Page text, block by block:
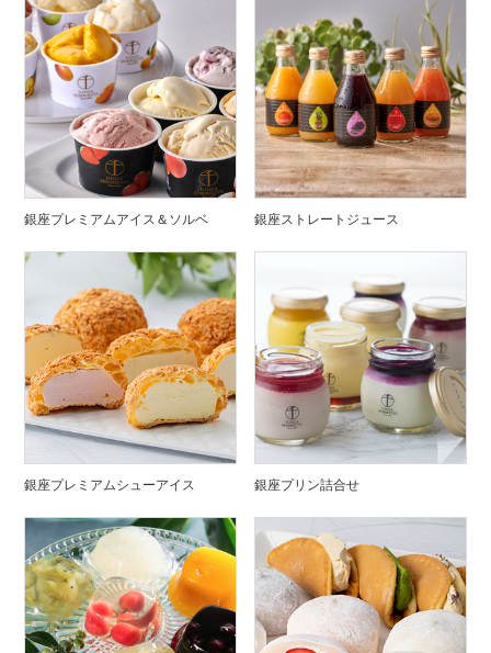
銀座プレミアムアイス＆ソルベ 銀座ストレートジュース
銀座プレミアムシューアイス 銀座プリン詰合せ